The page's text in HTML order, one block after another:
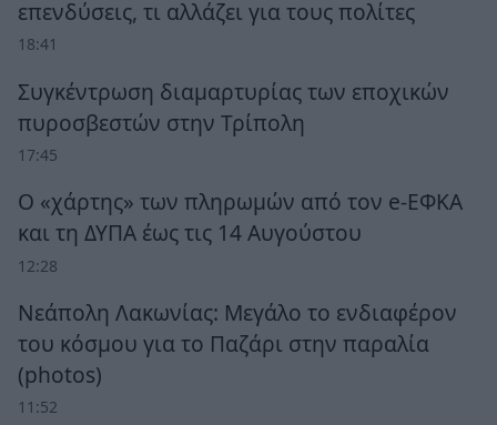
επενδύσεις, τι αλλάζει για τους πολίτες
18:41
Συγκέντρωση διαμαρτυρίας των εποχικών
πυροσβεστών στην Τρίπολη
17:45
Ο «χάρτης» των πληρωμών από τον e-ΕΦΚΑ
και τη ΔΥΠΑ έως τις 14 Αυγούστου
12:28
Νεάπολη Λακωνίας: Μεγάλο το ενδιαφέρον
του κόσμου για το Παζάρι στην παραλία
(photos)
11:52